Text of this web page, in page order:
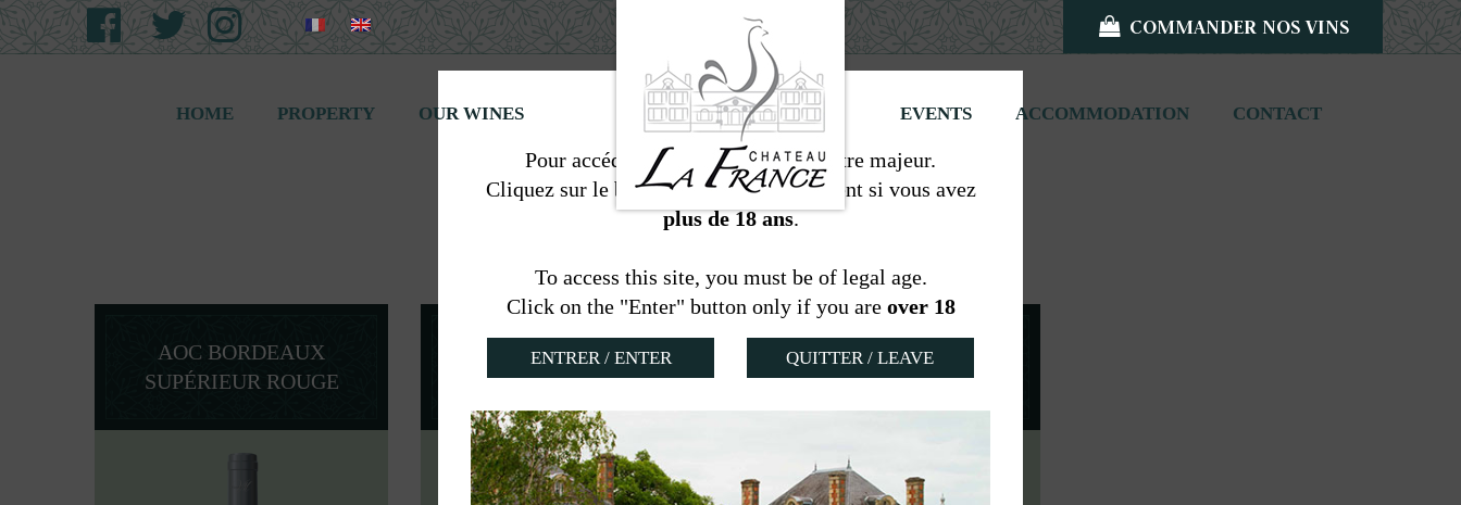
Information
Pour accéder à ce site, vous devez être majeur.
Cliquez sur le bouton "Entrer" uniquement si vous avez
plus de 18 ans.
To access this site, you must be of legal age.
Click on the "Enter" button only if you are over 18
QUITTER / LEAVE
COMMANDER NOS VINS
HOME PROPERTY OUR WINES EVENTS ACCOMMODATION CONTACT
AOC BORDEAUX
SUPÉRIEUR ROUGE
AOC BORDEAUX
ROSÉ
AOC BORDEAUX
BLANC